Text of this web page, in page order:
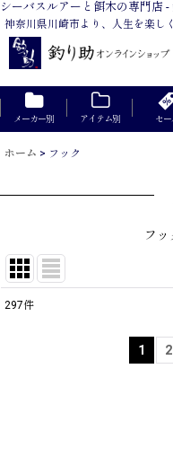
シーバスルアーと餌木の専門店 -
神奈川県川崎市より、人生を楽し
メーカー別 アイテム別 セー
ホーム > フック
フッ
297件
1 2